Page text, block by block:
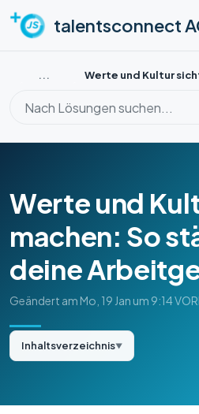
talentsconnect
... Werte und Kultur sichtbar
Werte und
machen: So
deine
Geändert am Mo, 19 Jan um 9:14
Inhaltsverzeichnis▼